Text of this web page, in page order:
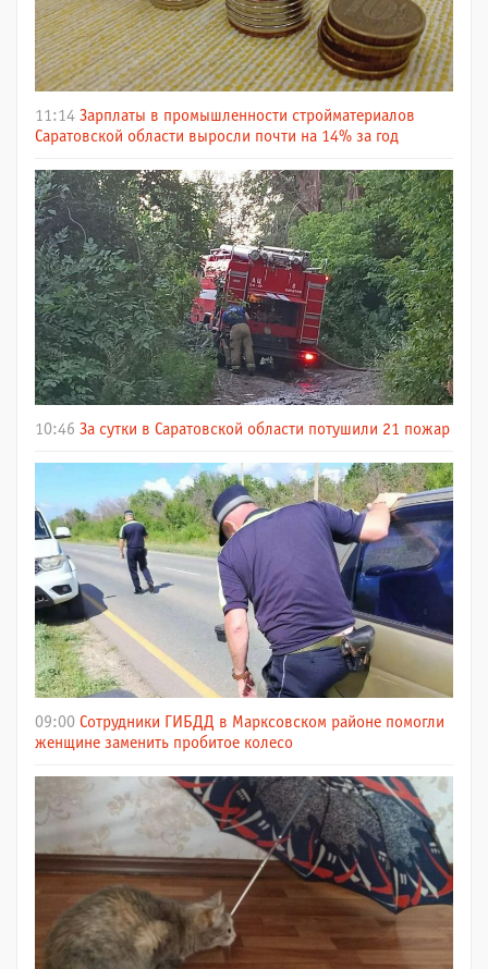
11:14 Зарплаты в промышленности стройматериалов
Саратовской области выросли почти на 14% за год
10:46 За сутки в Саратовской области потушили 21 пожар
09:00 Сотрудники ГИБДД в Марксовском районе помогли
женщине заменить пробитое колесо